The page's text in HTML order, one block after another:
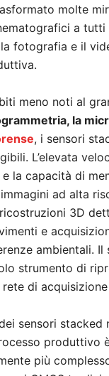
molte
a
fotografia e il
meno noti al
la
, i sensori
L’elevata
la capacità di
ad alta
3D
e
ambientali. Il
strumento di
di
sensori stacked
produttivo
più